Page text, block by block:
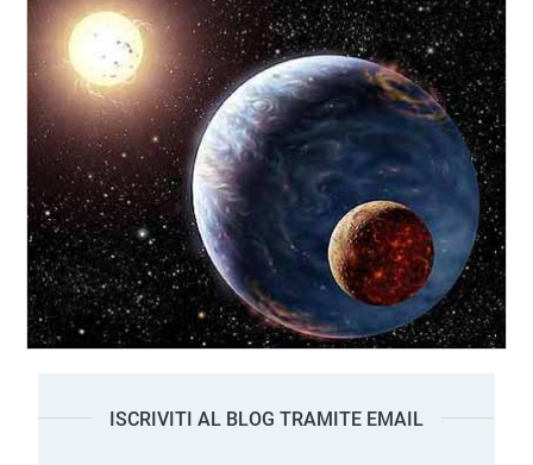
ISCRIVITI AL BLOG TRAMITE EMAIL